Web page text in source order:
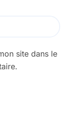
site dans le